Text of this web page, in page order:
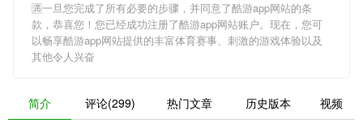
🈵一旦您完成了所有必要的步骤，并同意了酷游app网站的条
款，恭喜您！您已经成功注册了酷游app网站账户。现在，您可
以畅享酷游app网站提供的丰富体育赛事、刺激的游戏体验以及
其他令人兴奋
简介 评论(299) 热门文章 历史版本 视频